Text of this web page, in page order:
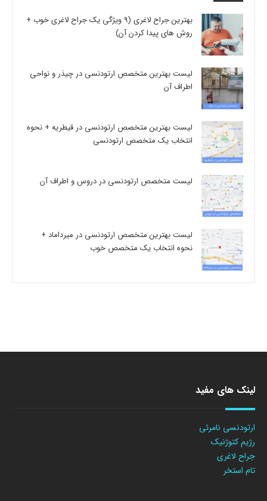
بهترین جراح لاغری (9 ویژگی یک جراح لاغری خوب +
روش های پیدا کردن آن)
لیست بهترین متخصص ارتودنسی در چیذر و نواحی
اطراف آن
لیست بهترین متخصص ارتودنسی در قیطریه + نحوه
انتخاب یک متخصص ارتودنسی
لیست متخصص ارتودنسی در دروس و اطراف آن
لیست بهترین متخصص ارتودنسی در میرداماد +
نحوه انتخاب یک متخصص خوب
لینک های مفید
ارتودنسی نامرئی
رژیم کتوژنیک
جراح لاغری
تام استخر